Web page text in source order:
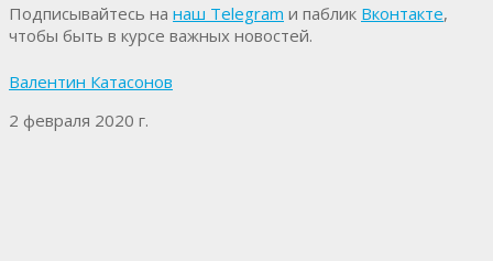
Подписывайтесь на наш Telegram и паблик Вконтакте,
чтобы быть в курсе важных новостей.
Валентин Катасонов
2 февраля 2020 г.